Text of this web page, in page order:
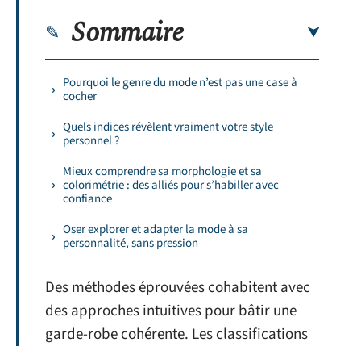
Sommaire
Pourquoi le genre du mode n’est pas une case à
cocher
Quels indices révèlent vraiment votre style
personnel ?
Mieux comprendre sa morphologie et sa
colorimétrie : des alliés pour s’habiller avec
confiance
Oser explorer et adapter la mode à sa
personnalité, sans pression
Des méthodes éprouvées cohabitent avec
des approches intuitives pour bâtir une
garde-robe cohérente. Les classifications